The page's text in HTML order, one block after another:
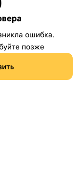
ошибка.
позже